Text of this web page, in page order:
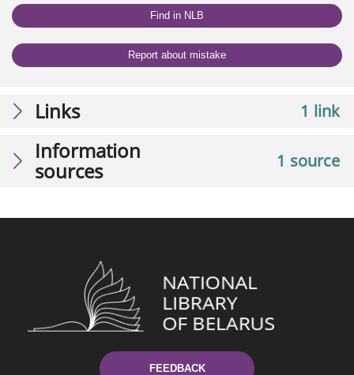
Find in NLB
Report about mistake
1 link
Links
1 source
Information
sources
FEEDBACK